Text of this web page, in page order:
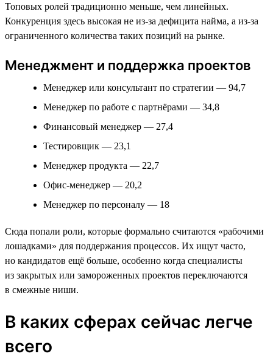
Топовых ролей традиционно меньше, чем линейных.
Конкуренция здесь высокая не из-за дефицита найма, а из-за
ограниченного количества таких позиций на рынке.
Менеджмент и поддержка проектов
Менеджер или консультант по стратегии — 94,7
Менеджер по работе с партнёрами — 34,8
Финансовый менеджер — 27,4
Тестировщик — 23,1
Менеджер продукта — 22,7
Офис-менеджер — 20,2
Менеджер по персоналу — 18
Сюда попали роли, которые формально считаются «рабочими
лошадками» для поддержания процессов. Их ищут часто,
но кандидатов ещё больше, особенно когда специалисты
из закрытых или замороженных проектов переключаются
в смежные ниши.
В каких сферах сейчас легче
всего